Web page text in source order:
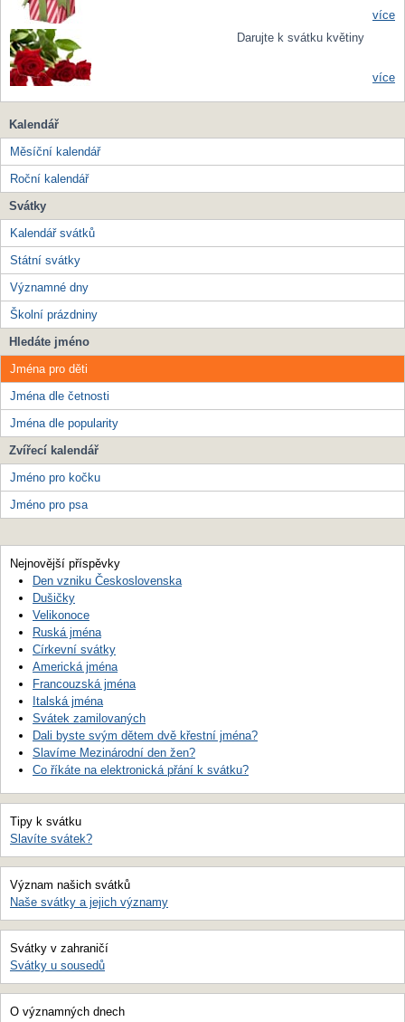
více
Darujte k svátku květiny
více
Kalendář
Měsíční kalendář
Roční kalendář
Svátky
Kalendář svátků
Státní svátky
Významné dny
Školní prázdniny
Hledáte jméno
Jména pro děti
Jména dle četnosti
Jména dle popularity
Zvířecí kalendář
Jméno pro kočku
Jméno pro psa
Nejnovější příspěvky
Den vzniku Československa
Dušičky
Velikonoce
Ruská jména
Církevní svátky
Americká jména
Francouzská jména
Italská jména
Svátek zamilovaných
Dali byste svým dětem dvě křestní jména?
Slavíme Mezinárodní den žen?
Co říkáte na elektronická přání k svátku?
Tipy k svátku
Slavíte svátek?
Význam našich svátků
Naše svátky a jejich významy
Svátky v zahraničí
Svátky u sousedů
O významných dnech